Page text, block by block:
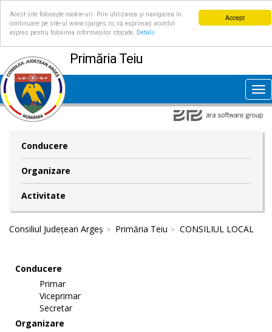
Accept
Acest site folosește cookie-uri. Prin utilizarea și navigarea în
continuare pe site-ul www.cjarges.ro, vă exprimați acordul
expres pentru folosirea informațiilor stocate.
Detalii
Primăria Teiu
Conducere
Organizare
Activitate
Consiliul Județean Argeș Primăria Teiu CONSILIUL LOCAL
Conducere
Primar
Viceprimar
Secretar
Organizare